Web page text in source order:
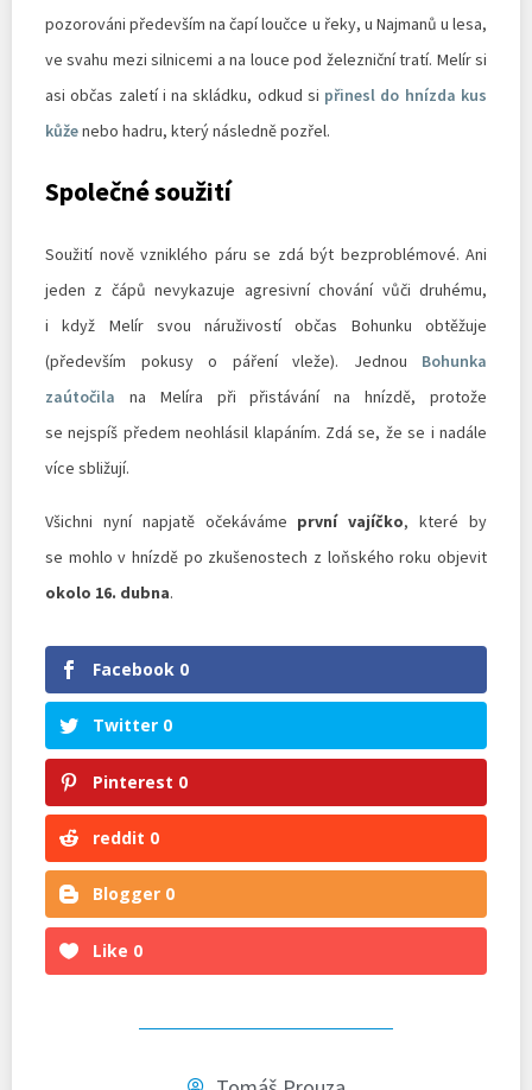
pozorováni především na čapí loučce u řeky, u Najmanů u lesa,
ve svahu mezi silnicemi a na louce pod železniční tratí. Melír si
asi občas zaletí i na skládku, odkud si přinesl do hnízda kus
kůženebo hadru, který následně pozřel.
Společné soužití
Soužití nově vzniklého páru se zdá být bezproblémové. Ani
jeden z čápů nevykazuje agresivní chování vůči druhému,
i když Melír svou náruživostí občas Bohunku obtěžuje
(především pokusy o páření vleže). Jednou Bohunka
zaútočila na Melíra při přistávání na hnízdě, protože
se nejspíš předem neohlásil klapáním. Zdá se, že se i nadále
více sbližují.
Všichni nyní napjatě očekáváme první vajíčko, které by
se mohlo v hnízdě po zkušenostech z loňského roku objevit
okolo 16. dubna.
Facebook 0
Twitter 0
Pinterest 0
reddit 0
Blogger 0
Like 0